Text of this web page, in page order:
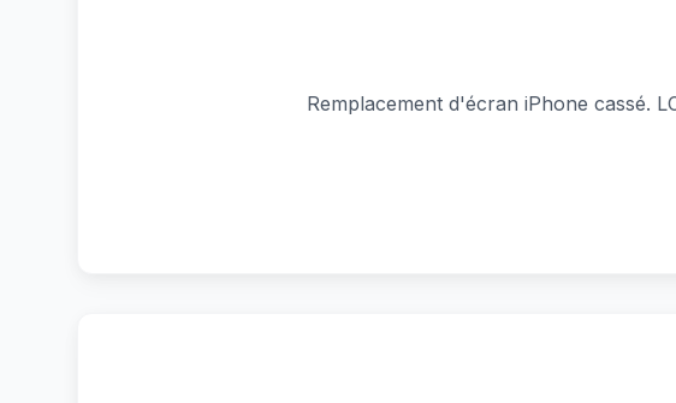
Remplacement d'écran iPhone cassé.